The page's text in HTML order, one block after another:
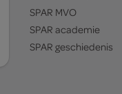
SPAR MVO
SPAR academie
SPAR geschiedenis